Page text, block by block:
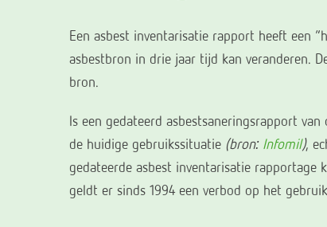
Een asbest inventarisatie rapport heeft een
asbestbron in drie jaar tijd kan veranderen.
bron.
Is een gedateerd asbestsaneringsrapport
de huidige gebruikssituatie (bron: Infomil),
gedateerde asbest inventarisatie rapportage
geldt er sinds 1994 een verbod op het